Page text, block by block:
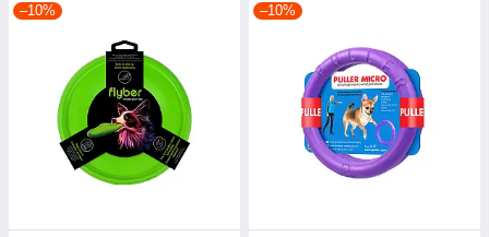
–10% –10%